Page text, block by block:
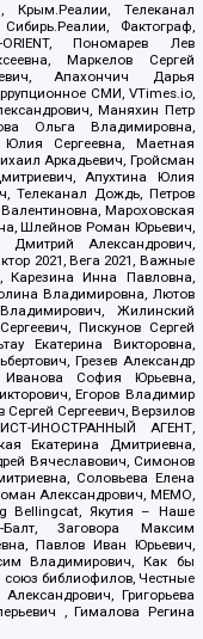
Крым.Реалии, Телеканал
Фактограф,
Пономарев Лев
Маркелов Сергей
Апахончич Дарья
СМИ, VTimes.io,
Маняхин Петр
Ольга Владимировна,
Сергеевна, Маетная
Аркадьевич, Гройсман
Апухтина Юлия
Телеканал Дождь, Петров
Мароховская
Шлейнов Роман Юрьевич,
Александрович,
2021, Вега 2021, Важные
Карезина Инна Павловна,
Владимировна, Лютов
Жилинский
Пискунов Сергей
Екатерина Викторовна,
Грезев Александр
Иванова София Юрьевна,
Егоров Владимир
Сергеевич, Верзилов
ИНОСТРАННЫЙ АГЕНТ,
Екатерина Дмитриевна,
Вячеславович, Симонов
Соловьева Елена
Александрович, МЕМО,
Bellingcat, Якутия – Наше
Заговора Максим
Павлов Иван Юрьевич,
Владимирович, Как бы
союз библиофилов, Честные
Григорьева
, Гималова Регина